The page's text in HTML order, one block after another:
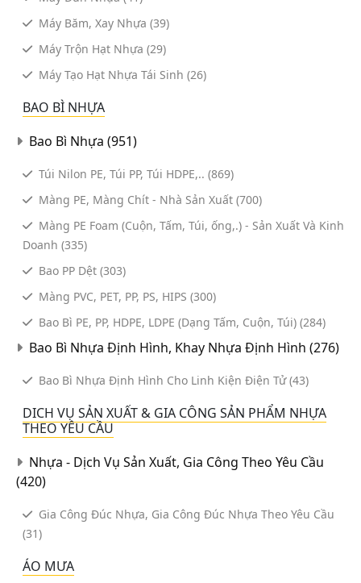
Máy Băm, Xay Nhựa (39)
Máy Trộn Hạt Nhựa (29)
Máy Tạo Hạt Nhựa Tái Sinh (26)
BAO BÌ NHỰA
Bao Bì Nhựa (951)
Túi Nilon PE, Túi PP, Túi HDPE,.. (869)
Màng PE, Màng Chít - Nhà Sản Xuất (700)
Màng PE Foam (Cuộn, Tấm, Túi, ống,.) - Sản Xuất Và Kinh
Doanh (335)
Bao PP Dệt (303)
Màng PVC, PET, PP, PS, HIPS (300)
Bao Bì PE, PP, HDPE, LDPE (Dạng Tấm, Cuộn, Túi) (284)
Bao Bì Nhựa Định Hình, Khay Nhựa Định Hình (276)
Bao Bì Nhựa Định Hình Cho Linh Kiện Điện Tử(43)
DICH VỤ SẢN XUẤT & GIA CÔNG SẢN PHẨM NHỰA
THEO YÊU CẦU
Nhựa - Dịch Vụ Sản Xuất, Gia Công Theo Yêu Cầu
(420)
Gia Công Đúc Nhựa, Gia Công Đúc Nhựa Theo Yêu Cầu
(31)
ÁO MƯA